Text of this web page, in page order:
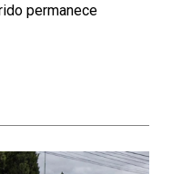
permanece